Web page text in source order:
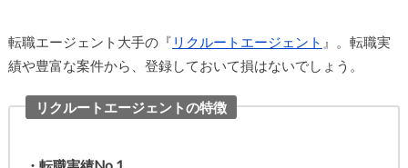
転職エージェント大手の『 リクルートエージェント 』。転職実
績や豊富な案件から、登録しておいて損はないでしょう。
リクルートエージェントの特徴